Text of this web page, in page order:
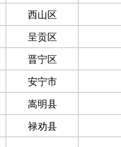
西山区
呈贡区
晋宁区
安宁市
嵩明县
禄劝县